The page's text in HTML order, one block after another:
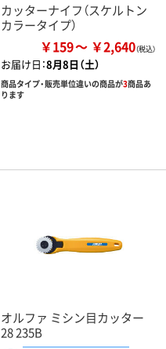
カッターナイフ（スケルトン
カラータイプ）
￥159 ￥2,640
お届け日：8月8日（土）
商品タイプ・販売単位違いの商品が3商品あ
ります
オルファ ミシン目カッター
28 235B